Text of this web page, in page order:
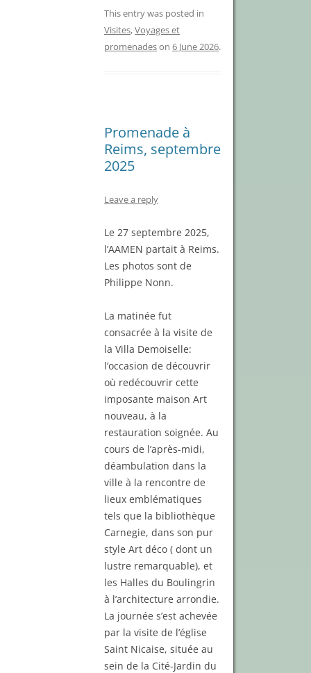
This entry was posted in
Visites,Voyages et
promenadeson 6 June 2026.
Promenade à
Reims, septembre
2025
Leave a reply
Le 27 septembre 2025,
l’AAMEN partait à Reims.
Les photos sont de
Philippe Nonn.
La matinée fut
consacrée à la visite de
la Villa Demoiselle:
l’occasion de découvrir
où redécouvrir cette
imposante maison Art
nouveau, à la
restauration soignée. Au
cours de l’après-midi,
déambulation dans la
ville à la rencontre de
lieux emblématiques
tels que la bibliothèque
Carnegie, dans son pur
style Art déco ( dont un
lustre remarquable), et
les Halles du Boulingrin
à l’architecture arrondie.
La journée s’est achevée
par la visite de l’église
Saint Nicaise, située au
sein de la Cité-Jardin du